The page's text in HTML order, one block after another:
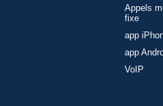
Appels
fixe
app
app
VoIP